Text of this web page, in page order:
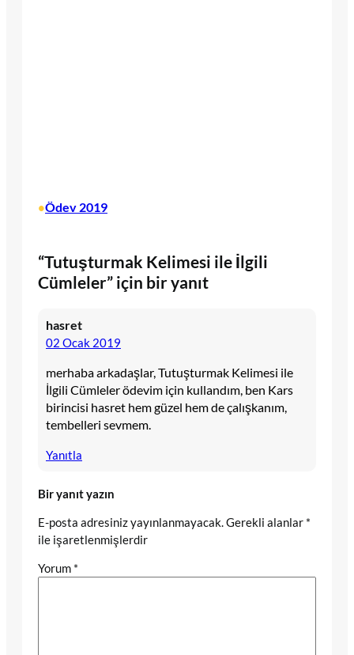
•Ödev 2019
“Tutuşturmak Kelimesi ile İlgili
Cümleler” için bir yanıt
hasret
02 Ocak 2019
merhaba arkadaşlar, Tutuşturmak Kelimesi ile
İlgili Cümleler ödevim için kullandım, ben Kars
birincisi hasret hem güzel hem de çalışkanım,
tembelleri sevmem.
Yanıtla
Bir yanıt yazın
E-posta adresiniz yayınlanmayacak.Gerekli alanlar *
ile işaretlenmişlerdir
Yorum *